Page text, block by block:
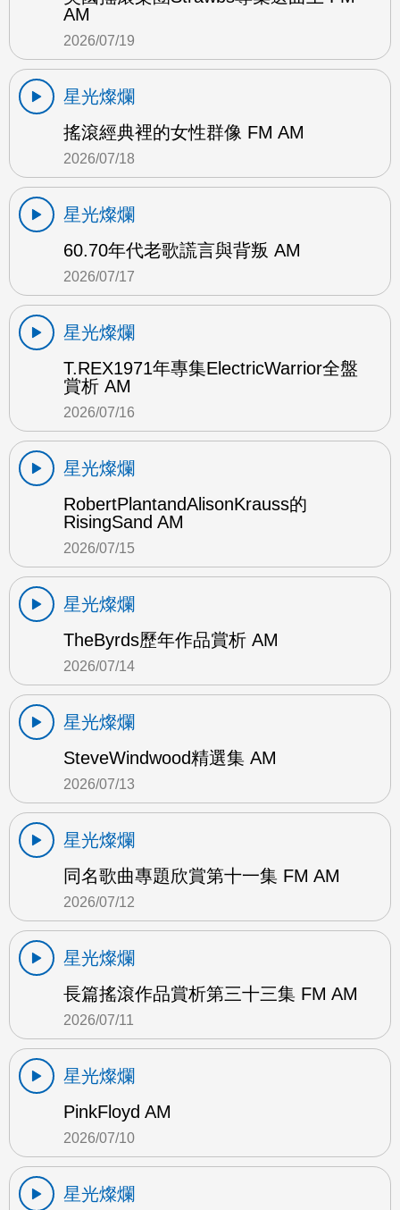
AM
2026/07/19
星光燦爛
搖滾經典裡的女性群像 FM AM
2026/07/18
星光燦爛
60.70年代老歌謊言與背叛 AM
2026/07/17
星光燦爛
T.REX1971年專集ElectricWarrior全盤
賞析 AM
2026/07/16
星光燦爛
RobertPlantandAlisonKrauss的
RisingSand AM
2026/07/15
星光燦爛
TheByrds歷年作品賞析 AM
2026/07/14
星光燦爛
SteveWindwood精選集 AM
2026/07/13
星光燦爛
同名歌曲專題欣賞第十一集 FM AM
2026/07/12
星光燦爛
長篇搖滾作品賞析第三十三集 FM AM
2026/07/11
星光燦爛
PinkFloyd AM
2026/07/10
星光燦爛